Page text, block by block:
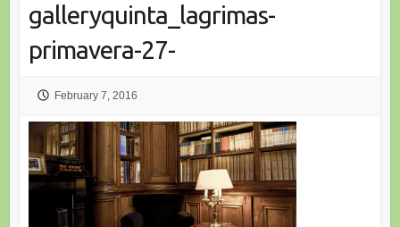
galleryquinta_lagrimas-
primavera-27-
February 7, 2016